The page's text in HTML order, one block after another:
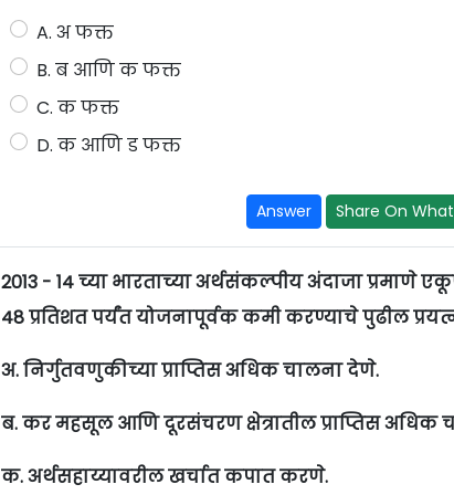
A. अ फक्त
B. ब आणि क फक्त
C. क फक्त
D. क आणि ड फक्त
Answer Share On
2013 - 14 च्या भारताच्या अर्थसंकल्पीय अंदाजा प्रमाणे
48 प्रतिशत पर्यंत योजनापूर्वक कमी करण्याचे पुढील
अ. निर्गुतवणुकीच्या प्राप्तिस अधिक चालना देणे.
ब. कर महसूल आणि दूरसंचरण क्षेत्रातील प्राप्तिस अधिक
क. अर्थसहाय्यावरील खर्चात कपात करणे.